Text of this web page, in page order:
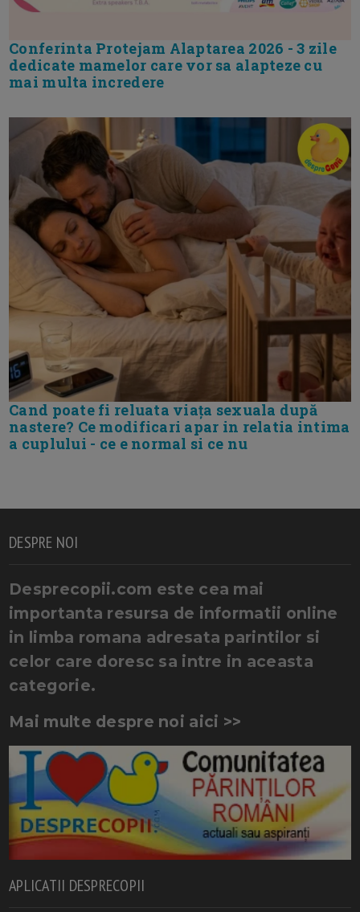
Conferinta Protejam Alaptarea 2026 - 3 zile
dedicate mamelor care vor sa alapteze cu
mai multa incredere
Cand poate fi reluata viața sexuala după
nastere? Ce modificari apar in relatia intima
a cuplului - ce e normal si ce nu
DESPRE NOI
Desprecopii.com este cea mai
importanta resursa de informatii online
in limba romana adresata parintilor si
celor care doresc sa intre in aceasta
categorie.
Mai multe despre noi aici >>
APLICATII DESPRECOPII